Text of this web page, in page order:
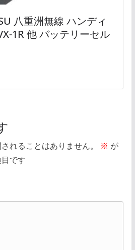
八重洲無線 ハンディ
1R 他 バッテリーセル
れることはありません。 ※ が
です